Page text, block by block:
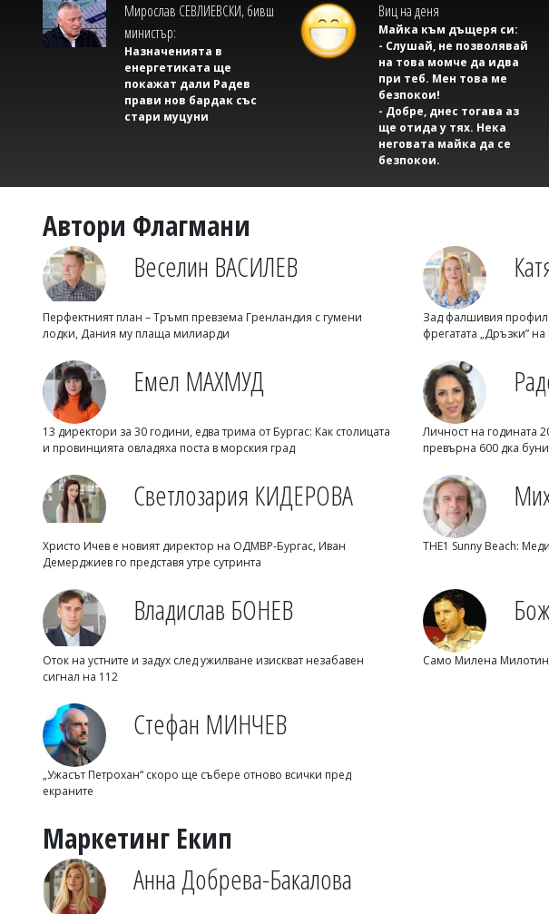
Мирослав СЕВЛИЕВСКИ, бивш
министър:
Назначенията в
енергетиката ще
покажат дали Радев
прави нов бардак със
стари муцуни
Виц на деня
Майка към дъщеря си:
- Слушай, не позволявай
на това момче да идва
при теб. Мен това ме
безпокои!
- Добре, днес тогава аз
ще отида у тях. Нека
неговата майка да се
безпокои.
Автори Флагмани
Веселин ВАСИЛЕВ
Перфектният план – Тръмп превзема Гренландия с гумени
лодки, Дания му плаща милиарди
Зад фалшивия профил
фрегатата „Дръзки”
Емел МАХМУД
13 директори за 30 години, едва трима от Бургас: Как столицата
и провинцията овладяха поста в морския град
Личност на годината
превърна 600 дка
Светлозария КИДЕРОВА
Христо Ичев е новият директор на ОДМВР-Бургас, Иван
Демерджиев го представя утре сутринта
THE1 Sunny Beach:
Владислав БОНЕВ
Оток на устните и задух след ужилване изискват незабавен
сигнал на 112
Само Милена
Стефан МИНЧЕВ
„Ужасът Петрохан“ скоро ще събере отново всички пред
екраните
Маркетинг Екип
Анна Добрева-Бакалова